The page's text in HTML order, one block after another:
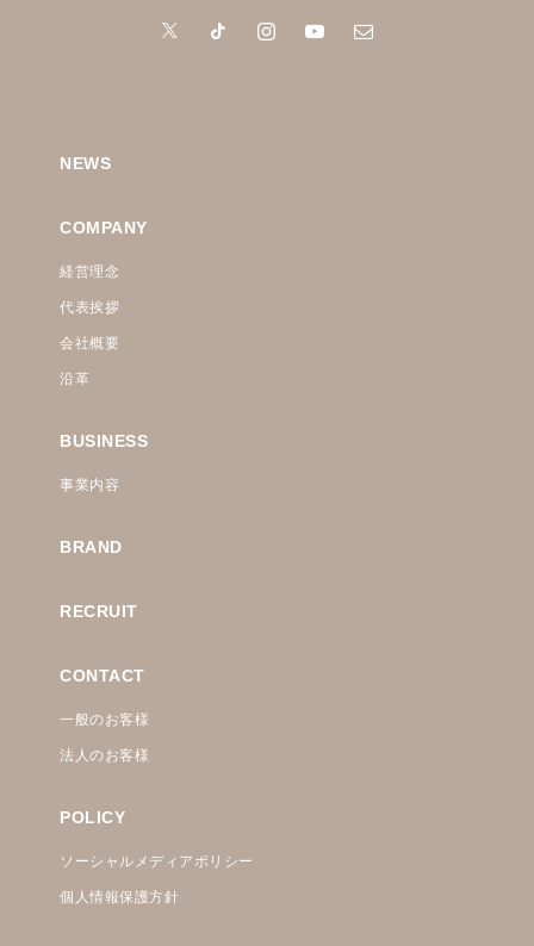
NEWS
COMPANY
経営理念
代表挨拶
会社概要
沿革
BUSINESS
事業内容
BRAND
RECRUIT
CONTACT
一般のお客様
法人のお客様
POLICY
ソーシャルメディアポリシー
個人情報保護方針